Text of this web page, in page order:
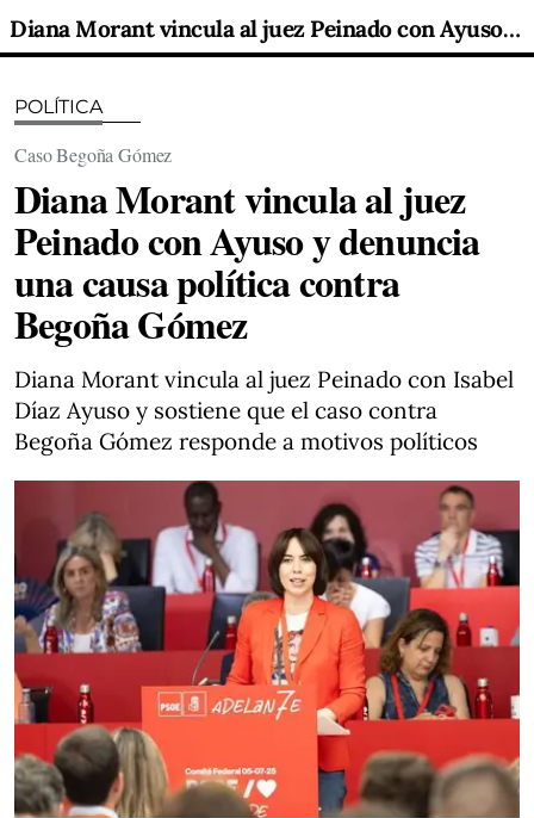
Diana Morant vincula al juez Peinado con Ayuso y denuncia una causa política contra Begoña Gómez
POLÍTICA
Caso Begoña Gómez
Diana Morant vincula al juez
Peinado con Ayuso y denuncia
una causa política contra
Begoña Gómez
Diana Morant vincula al juez Peinado con Isabel
Díaz Ayuso y sostiene que el caso contra
Begoña Gómez responde a motivos políticos